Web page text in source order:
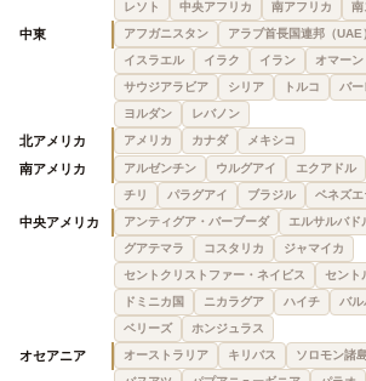
レソト
中央アフリカ 南アフリカ 南
中東 アフガニスタン アラブ首長国連邦（UAE
イスラエル
イラク イラン オマーン
サウジアラビア
シリア トルコ バー
ヨルダン
レバノン
北アメリカ アメリカ カナダ メキシコ
南アメリカ アルゼンチン ウルグアイ エクアドル
チリ
パラグアイ ブラジル ベネズエ
中央アメリカ アンティグア・バーブーダ エルサルバド
グアテマラ
コスタリカ
ジャマイカ
セントクリストファー・ネイビス
セント
ドミニカ国
ニカラグア ハイチ バル
ベリーズ
ホンジュラス
オセアニア オーストラリア キリバス ソロモン諸